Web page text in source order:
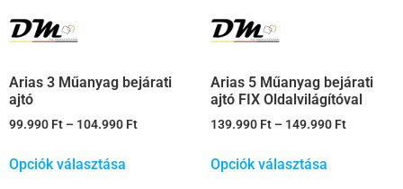
Arias 3 Műanyag bejárati
ajtó
99.990 Ft – 104.990 Ft
Opciók választása
Arias 5 Műanyag bejárati
ajtó FIX Oldalvilágítóval
139.990 Ft – 149.990 Ft
Opciók választása